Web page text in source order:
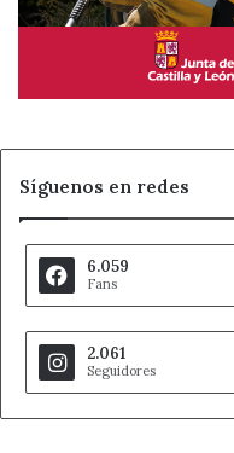
Síguenos en redes
6.059
Fans
2.061
Seguidores